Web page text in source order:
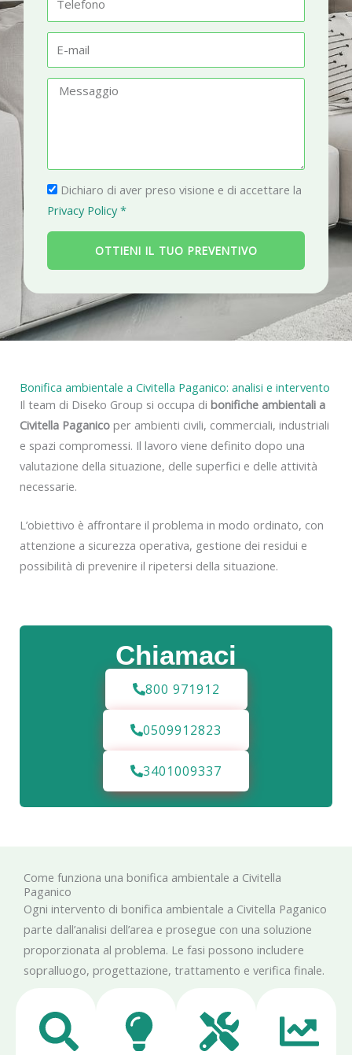
à
l
fm
a
g
g
i
P
r
i
a
c
y
Dichiaro di aver preso visione e di accettare la
Privacy Policy *
OTTIENI IL TUO PREVENTIVO
Chiamaci
800 971912
0509912823
3401009337
Bonifica ambientale a Civitella Paganico: analisi e intervento
Il team di Diseko Group si occupa di bonifiche ambientali a
Civitella Paganico per ambienti civili, commerciali, industriali
e spazi compromessi. Il lavoro viene definito dopo una
valutazione della situazione, delle superfici e delle attività
necessarie.
L’obiettivo è affrontare il problema in modo ordinato, con
attenzione a sicurezza operativa, gestione dei residui e
possibilità di prevenire il ripetersi della situazione.
Come funziona una bonifica ambientale a Civitella
Paganico
Ogni intervento di bonifica ambientale a Civitella Paganico
parte dall’analisi dell’area e prosegue con una soluzione
proporzionata al problema. Le fasi possono includere
sopralluogo, progettazione, trattamento e verifica finale.